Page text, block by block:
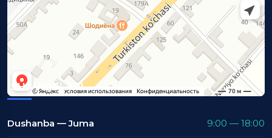
ISH VAQTLARI
Dushanba — Juma 9:00 — 18:00